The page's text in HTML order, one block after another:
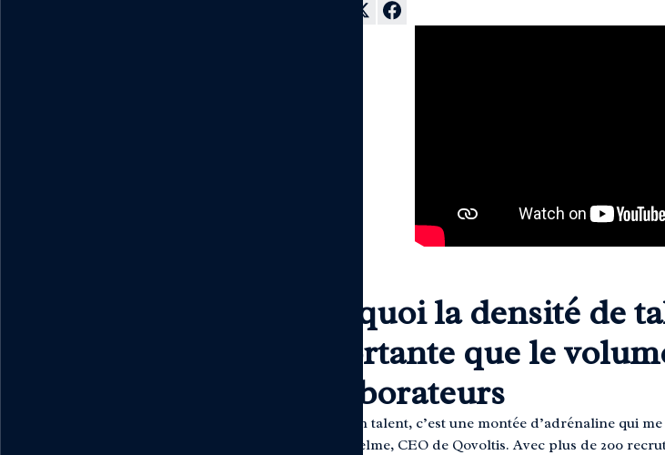
Pourquoi la densité de
importante que le
collaborateurs
« Trouver un talent, c’est une montée d’adrénaline qui
Trepo Lantelme, CEO de Qovoltis. Avec plus de 200